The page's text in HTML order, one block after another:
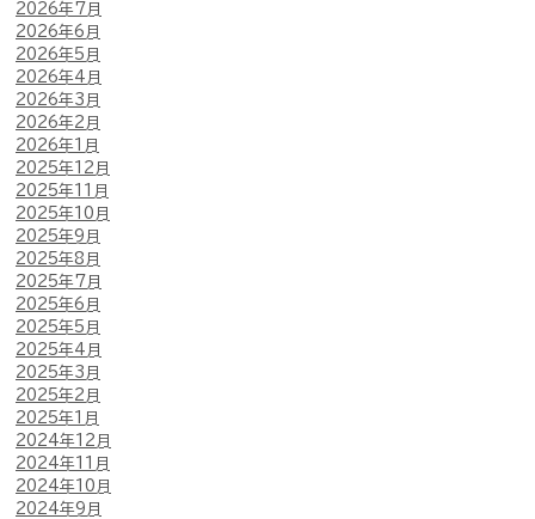
2026年7月
2026年6月
2026年5月
2026年4月
2026年3月
2026年2月
2026年1月
2025年12月
2025年11月
2025年10月
2025年9月
2025年8月
2025年7月
2025年6月
2025年5月
2025年4月
2025年3月
2025年2月
2025年1月
2024年12月
2024年11月
2024年10月
2024年9月